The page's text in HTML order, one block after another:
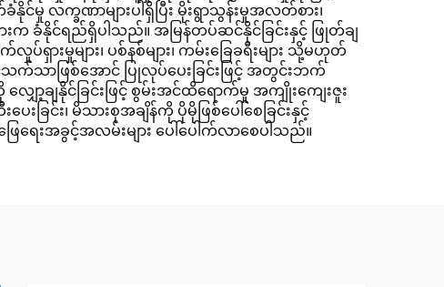
လက္ခဏာများပါရှိပြီး မိုးရွာသွန်းမှုအလတ်စား၊
က ခံနိုင်ရည်ရှိပါသည်။ အမြန်တပ်ဆင်နိုင်ခြင်းနှင့် ဖြုတ်ချ
မှုများ၊ ပစ်နစ်များ၊ ကမ်းခြေခရီးများ သို့မဟုတ်
က်သာဖြစ်အောင် ပြုလုပ်ပေးခြင်းဖြင့် အတွင်းဘက်
ာ့ချနိုင်ခြင်းဖြင့် စွမ်းအင်ထိရောက်မှု အကျိုးကျေးဇူး
းခြင်း၊ မိသားစုအချိန်ကို ပိုမိုဖြစ်ပေါ်စေခြင်းနှင့်
ရေးအခွင့်အလမ်းများ ပေါ်ပေါက်လာစေပါသည်။